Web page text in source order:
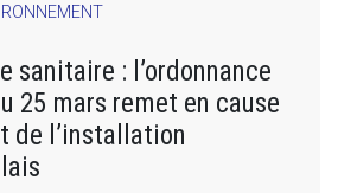
sanitaire : l’ordonnance
25 mars remet en cause
de l’installation